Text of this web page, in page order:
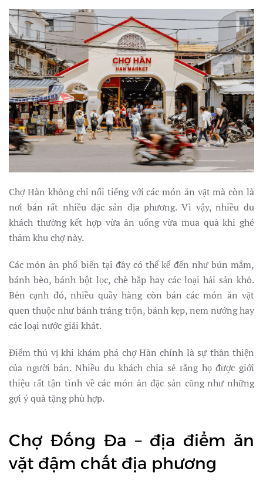
Chợ Hàn không chỉ nổi tiếng với các món ăn vặt mà còn là
nơi bán rất nhiều đặc sản địa phương. Vì vậy, nhiều du
khách thường kết hợp vừa ăn uống vừa mua quà khi ghé
thăm khu chợ này.
Các món ăn phổ biến tại đây có thể kể đến như bún mắm,
bánh bèo, bánh bột lọc, chè bắp hay các loại hải sản khô.
Bên cạnh đó, nhiều quầy hàng còn bán các món ăn vặt
quen thuộc như bánh tráng trộn, bánh kẹp, nem nướng hay
các loại nước giải khát.
Điểm thú vị khi khám phá chợ Hàn chính là sự thân thiện
của người bán. Nhiều du khách chia sẻ rằng họ được giới
thiệu rất tận tình về các món ăn đặc sản cũng như những
gợi ý quà tặng phù hợp.
Chợ Đống Đa – địa điểm ăn
vặt đậm chất địa phương